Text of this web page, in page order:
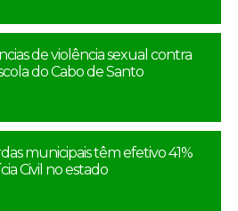
de violência sexual contra
do Cabo de Santo
municipais têm efetivo 41%
Civil no estado